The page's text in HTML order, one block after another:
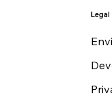
Legal